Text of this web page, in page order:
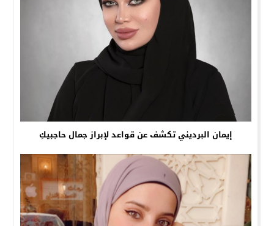
إيمان البرديني تكشف عن قواعد لإبراز جمال حاجبيكِ